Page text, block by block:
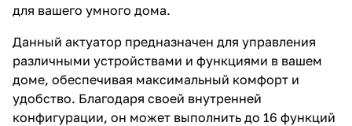
для вашего умного дома.
Данный актуатор предназначен для управления
различными устройствами и функциями в вашем
доме, обеспечивая максимальный комфорт и
удобство. Благодаря своей внутренней
конфигурации, он может выполнить до 16 функций